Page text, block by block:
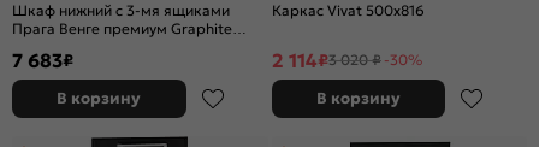
Шкаф нижний с 3-мя ящиками
Прага Венге премиум Graphite
7 683₽
В корзину
Каркас Vivat 500x816
2 114₽3 020 ₽ -30%
В корзину